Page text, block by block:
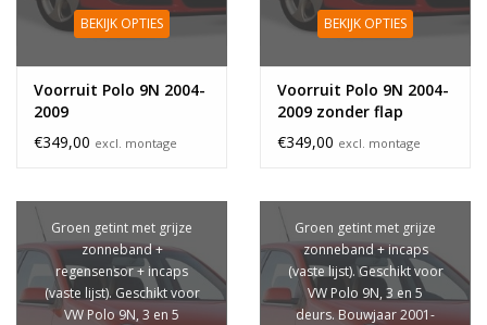
BEKIJK OPTIES
Voorruit Polo 9N 2004-
2009
€349,00 excl. montage
BEKIJK OPTIES
Voorruit Polo 9N 2004-
2009 zonder flap
€349,00 excl. montage
Groen getint met grijze
zonneband +
regensensor + incaps
(vaste lijst). Geschikt voor
VW Polo 9N, 3 en 5
Groen getint met grijze
zonneband + incaps
(vaste lijst). Geschikt voor
VW Polo 9N, 3 en 5
deurs. Bouwjaar 2001-